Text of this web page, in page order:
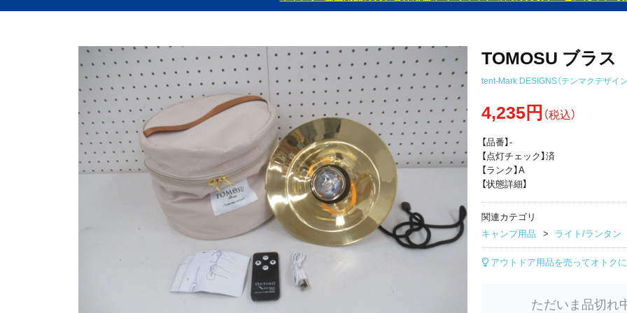
TOMOSU ブラス
tent-Mark DESIGNS（テンマクデザイン
4,235円（税込）
【品番】-
【点灯チェック】済
【ランク】A
【状態詳細】
関連カテゴリ
キャンプ用品
ライト/ランタン
アウトドア用品を売ってオトクに
ただいま品切れ